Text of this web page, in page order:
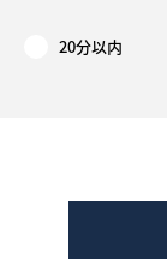
20分以内